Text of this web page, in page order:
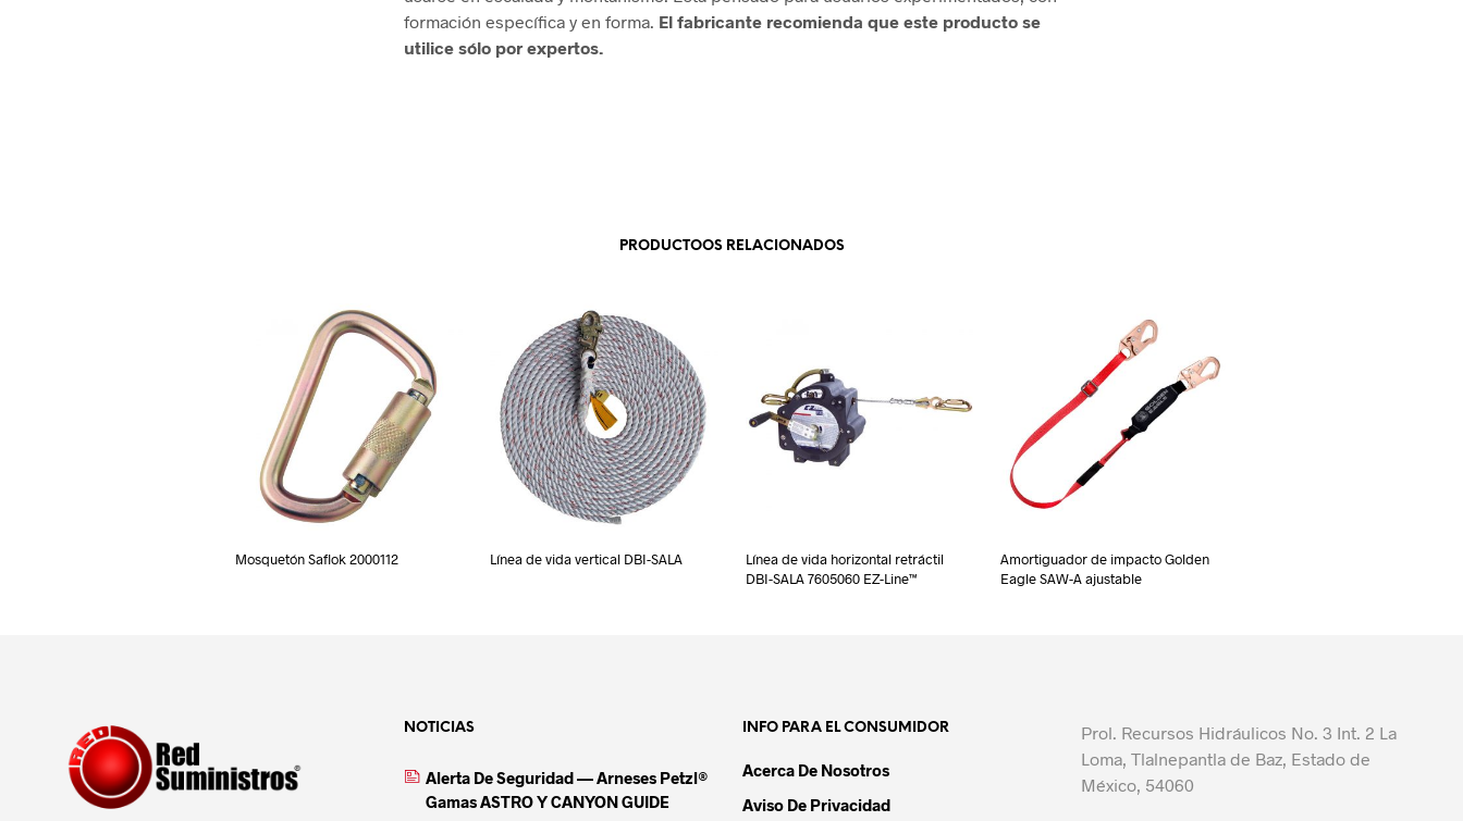
formación específica y en forma. El fabricante recomienda que este producto se
utilice sólo por expertos.
PRODUCTOOS RELACIONADOS
Mosquetón Saflok 2000112 Línea de vida vertical DBI-SALA
Línea de vida horizontal retráctil
DBI-SALA 7605060 EZ-Line™
Amortiguador de impacto Golden
Eagle SAW-A ajustable
NOTICIAS
Alerta De Seguridad — Arneses Petzl®
Gamas ASTRO Y CANYON GUIDE
INFO PARA EL CONSUMIDOR
Acerca De Nosotros
Aviso De Privacidad
Prol. Recursos Hidráulicos No. 3 Int. 2 La
Loma, Tlalnepantla de Baz, Estado de
México, 54060